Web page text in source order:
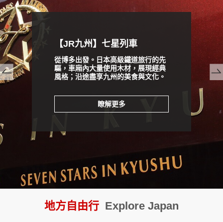
prev next
【JR九州】七星列車
【JR九州】七星列車
從博多出發。日本高級鐵道旅行的先
驅，車廂內大量使用木材，展現經典
風格；沿途盡享九州的美食與文化。
瞭解更多
地方自由行 Explore Japan